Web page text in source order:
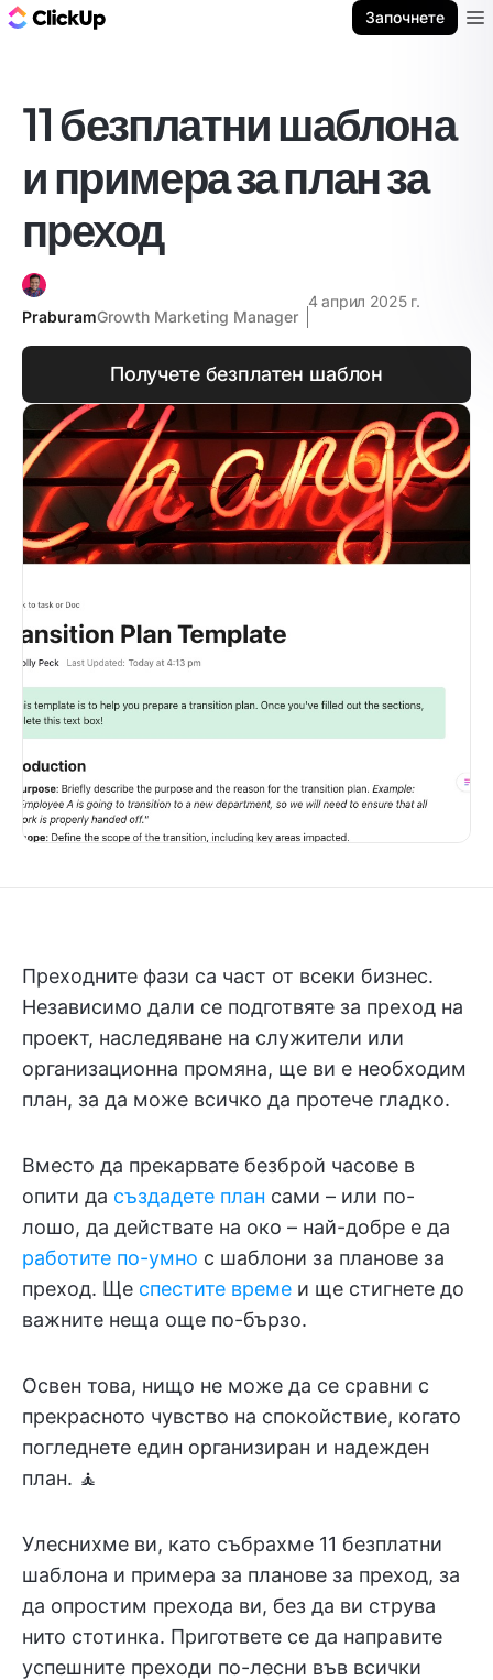
Започнете
11 безплатни шаблона
и примера за план за
преход
PraburamGrowth Marketing Manager
4 април 2025 г.
Получете безплатен шаблон
Преходните фази са част от всеки бизнес.
Независимо дали се подготвяте за преход на
проект, наследяване на служители или
организационна промяна, ще ви е необходим
план, за да може всичко да протече гладко.
Вместо да прекарвате безброй часове в
опити да създадете план сами – или по-
лошо, да действате на око – най-добре е да
работите по-умно с шаблони за планове за
преход. Ще спестите време и ще стигнете до
важните неща още по-бързо.
Освен това, нищо не може да се сравни с
прекрасното чувство на спокойствие, когато
погледнете един организиран и надежден
план. 🧘
Улеснихме ви, като събрахме 11 безплатни
шаблона и примера за планове за преход, за
да опростим прехода ви, без да ви струва
нито стотинка. Пригответе се да направите
успешните преходи по-лесни във всички